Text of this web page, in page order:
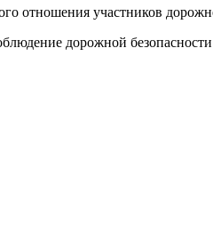
отношения участников
дорожной